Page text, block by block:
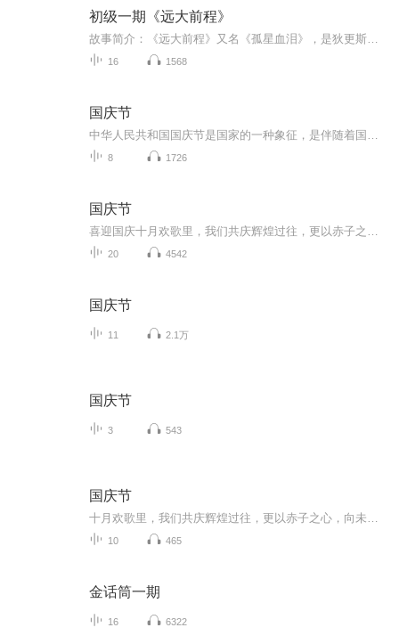
初级一期《远大前程》
16 1568
国庆节
8 1726
国庆节
20 4542
国庆节
11 2.1万
国庆节
3 543
国庆节
10 465
金话筒一期
16 6322